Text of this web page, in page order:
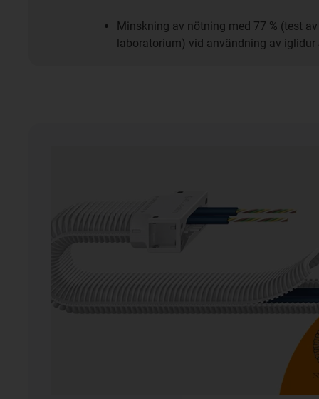
Minskning av nötning med 77 % (test
laboratorium) vid användning av iglidur